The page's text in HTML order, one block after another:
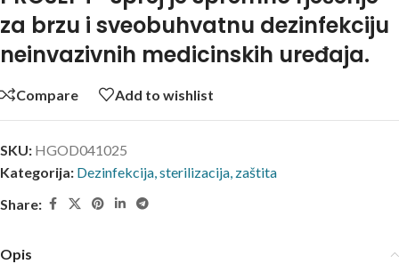
za brzu i sveobuhvatnu dezinfekciju
neinvazivnih medicinskih uređaja.
Compare Add to wishlist
SKU: HGOD041025
Kategorija: Dezinfekcija, sterilizacija, zaštita
Share:
Opis